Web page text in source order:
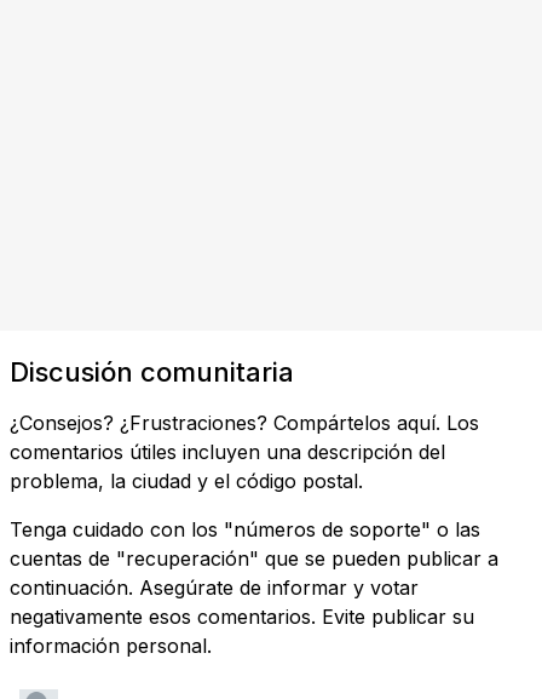
Discusión comunitaria
¿Consejos? ¿Frustraciones? Compártelos aquí. Los
comentarios útiles incluyen una descripción del
problema, la ciudad y el código postal.
Tenga cuidado con los "números de soporte" o las
cuentas de "recuperación" que se pueden publicar a
continuación. Asegúrate de informar y votar
negativamente esos comentarios. Evite publicar su
información personal.